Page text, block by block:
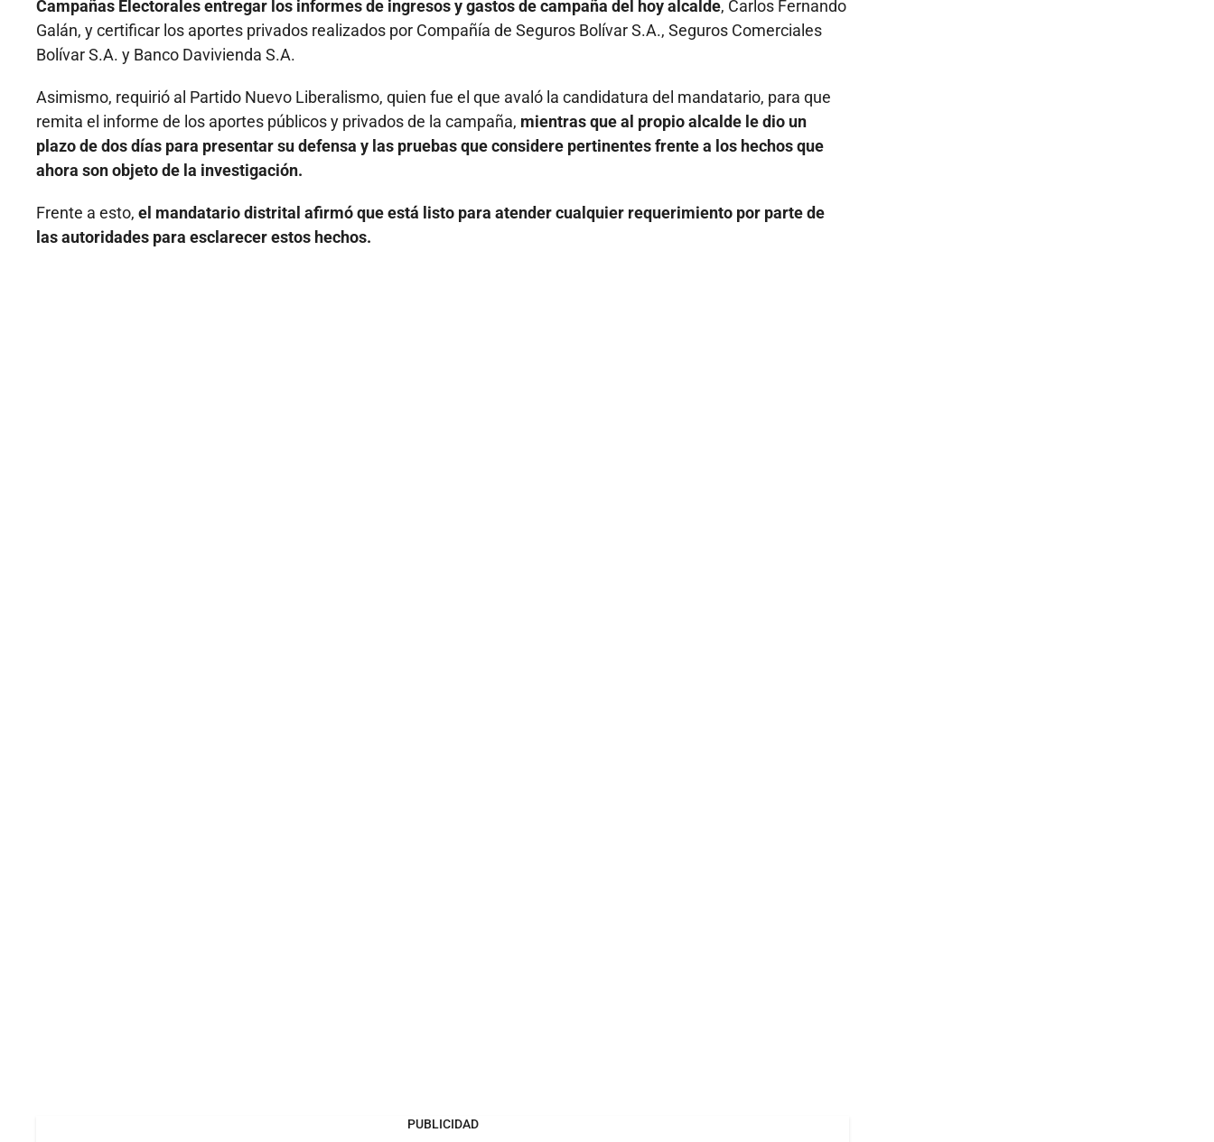
Campañas Electorales entregar los informes de ingresos y gastos de campaña del hoy alcalde, Carlos Fernando
Galán, y certificar los aportes privados realizados por Compañía de Seguros Bolívar S.A., Seguros Comerciales
Bolívar S.A. y Banco Davivienda S.A.
Asimismo, requirió al Partido Nuevo Liberalismo, quien fue el que avaló la candidatura del mandatario, para que
remita el informe de los aportes públicos y privados de la campaña, mientras que al propio alcalde le dio un
plazo de dos días para presentar su defensa y las pruebas que considere pertinentes frente a los hechos que
ahora son objeto de la investigación.
Frente a esto, el mandatario distrital afirmó que está listo para atender cualquier requerimiento por parte de
las autoridades para esclarecer estos hechos.
PUBLICIDAD